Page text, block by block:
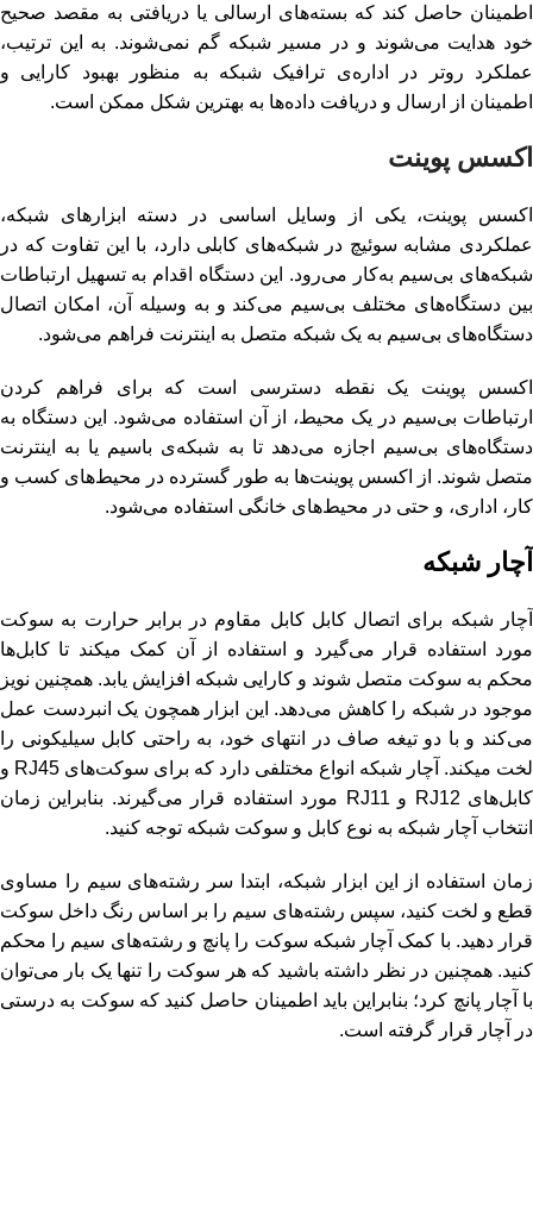
اطمینان حاصل کند که بسته‌های ارسالی یا دریافتی به مقصد صحیح
خود هدایت می‌شوند و در مسیر شبکه گم نمی‌شوند. به این ترتیب،
عملکرد روتر در اداره‌ی ترافیک شبکه به منظور بهبود کارایی و
اطمینان از ارسال و دریافت داده‌ها به بهترین شکل ممکن است.
اکسس پوینت
اکسس پوینت، یکی از وسایل اساسی در دسته ابزارهای شبکه،
عملکردی مشابه سوئیچ در شبکه‌های کابلی دارد، با این تفاوت که در
شبکه‌های بی‌سیم به‌کار می‌رود. این دستگاه اقدام به تسهیل ارتباطات
بین دستگاه‌های مختلف بی‌سیم می‌کند و به وسیله آن، امکان اتصال
دستگاه‌های بی‌سیم به یک شبکه متصل به اینترنت فراهم می‌شود.
اکسس پوینت یک نقطه دسترسی است که برای فراهم کردن
ارتباطات بی‌سیم در یک محیط، از آن استفاده می‌شود. این دستگاه به
دستگاه‌های بی‌سیم اجازه می‌دهد تا به شبکه‌ی باسیم یا به اینترنت
متصل شوند. از اکسس پوینت‌ها به طور گسترده در محیط‌های کسب و
کار، اداری، و حتی در محیط‌های خانگی استفاده می‌شود.
آچار شبکه
آچار شبکه برای اتصال کابل کابل مقاوم در برابر حرارت به سوکت
مورد استفاده قرار می‌گیرد و استفاده از آن کمک میکند تا کابل‌ها
محکم به سوکت متصل شوند و کارایی شبکه افزایش یابد. همچنین نویز
موجود در شبکه را کاهش می‌دهد. این ابزار همچون یک انبردست عمل
می‌کند و با دو تیغه صاف در انتهای خود، به راحتی کابل سیلیکونی را
لخت میکند. آچار شبکه انواع مختلفی دارد که برای سوکت‌های RJ45 و
کابل‌های RJ12 و RJ11 مورد استفاده قرار می‌گیرند. بنابراین زمان
انتخاب آچار شبکه به نوع کابل و سوکت شبکه توجه کنید.
زمان استفاده از این ابزار شبکه، ابتدا سر رشته‌های سیم را مساوی
قطع و لخت کنید، سپس رشته‌های سیم را بر اساس رنگ داخل سوکت
قرار دهید. با کمک آچار شبکه سوکت را پانچ و رشته‌های سیم را محکم
کنید. همچنین در نظر داشته باشید که هر سوکت را تنها یک بار می‌توان
با آچار پانچ کرد؛ بنابراین باید اطمینان حاصل کنید که سوکت به درستی
در آچار قرار گرفته است.